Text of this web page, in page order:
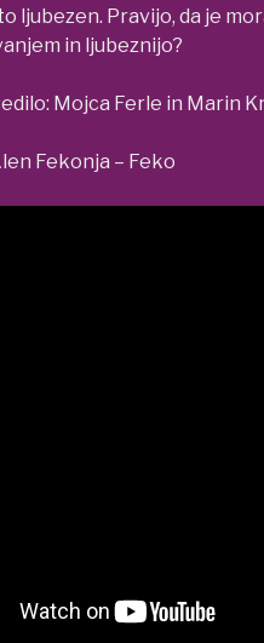
ljubezen. Pravijo, da je
in ljubeznijo?
Mojca Ferle in Marin
Fekonja – Feko